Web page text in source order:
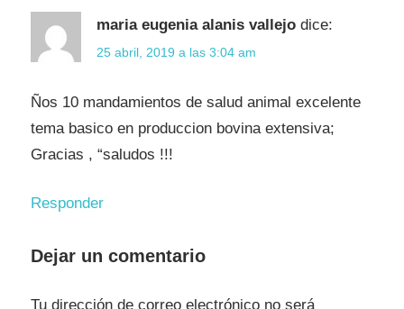
maria eugenia alanis vallejo dice:
25 abril, 2019 a las 3:04 am
Ños 10 mandamientos de salud animal excelente
tema basico en produccion bovina extensiva;
Gracias , “saludos !!!
Responder
Dejar un comentario
Tu dirección de correo electrónico no será